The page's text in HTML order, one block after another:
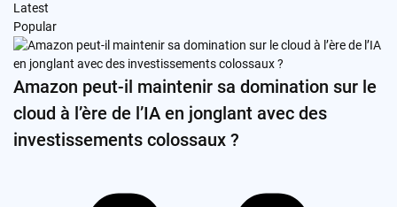
Latest
Popular
Amazon peut-il maintenir sa domination sur le
cloud à l’ère de l’IA en jonglant avec des
investissements colossaux ?